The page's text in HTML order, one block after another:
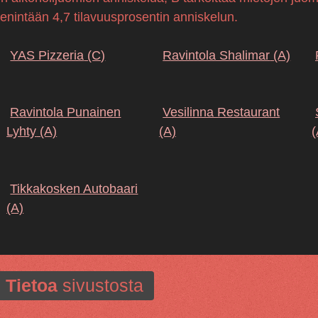
4,7 tilavuusprosentin anniskelun.
YAS Pizzeria (C) Ravintola Shalimar (A)
Ravintola Punainen
Lyhty (A)
Vesilinna Restaurant
(A)
Tikkakosken Autobaari
(A)
Tietoa sivustosta